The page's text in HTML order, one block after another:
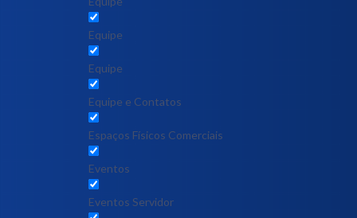
Equipe
Equipe
Equipe e Contatos
Espaços Físicos Comerciais
Eventos
Eventos Servidor